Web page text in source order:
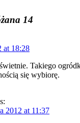
14
at 18:28
Takiego
się wybiorę.
2012 at 11:37